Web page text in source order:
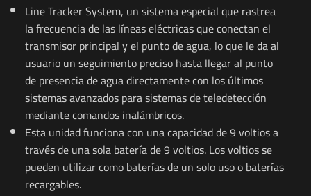
Line Tracker System, un sistema especial que rastrea
la frecuencia de las líneas eléctricas que conectan el
transmisor principal y el punto de agua, lo que le da al
usuario un seguimiento preciso hasta llegar al punto
de presencia de agua directamente con los últimos
sistemas avanzados para sistemas de teledetección
mediante comandos inalámbricos.
Esta unidad funciona con una capacidad de 9 voltios a
través de una sola batería de 9 voltios. Los voltios se
pueden utilizar como baterías de un solo uso o baterías
recargables.